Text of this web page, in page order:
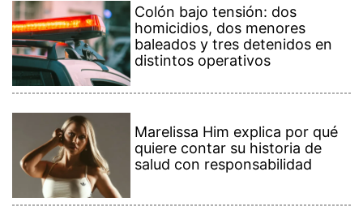
Colón bajo tensión: dos
homicidios, dos menores
baleados y tres detenidos en
distintos operativos
Marelissa Him explica por qué
quiere contar su historia de
salud con responsabilidad